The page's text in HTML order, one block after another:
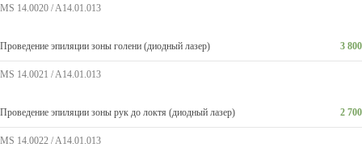
MS 14.0020 / A14.01.013
Проведение эпиляции зоны голени (диодный лазер) 3 800
MS 14.0021 / A14.01.013
Проведение эпиляции зоны рук до локтя (диодный лазер) 2 700
MS 14.0022 / A14.01.013